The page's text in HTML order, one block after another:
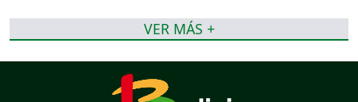
VER MÁS +